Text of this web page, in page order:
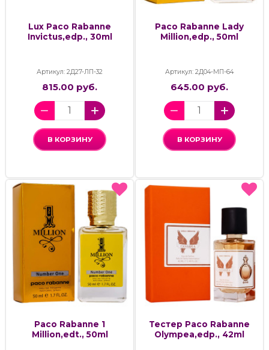
Lux Paco Rabanne
Invictus,edp., 30ml
Артикул: 2Д27-ЛП-32
815.00 руб.
В КОРЗИНУ
Paco Rabanne Lady
Million,edp., 50ml
Артикул: 2Д04-МП-64
645.00 руб.
В КОРЗИНУ
Paco Rabanne 1
Million,edt., 50ml
Тестер Paco Rabanne
Olympea,edp., 42ml